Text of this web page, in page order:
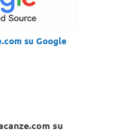
su Google
su